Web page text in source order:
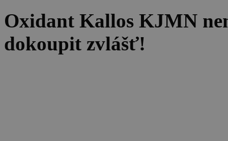
Oxidant Kallos KJMN
dokoupit zvlášť!